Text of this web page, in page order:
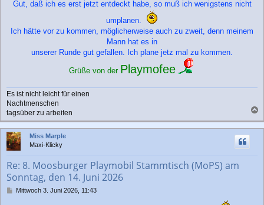
a
Gut, daß ich es erst jetzt entdeckt habe, so muß ich wenigstens nicht
umplanen.
Ich hätte vor zu kommen, möglicherweise auch zu zweit, denn meinem
Mann hat es in
unserer Runde gut gefallen. Ich plane jetz mal zu kommen.
Grüße von der Playmofee
Es ist nicht leicht für einen
Nachtmenschen
tagsüber zu arbeiten
a
c
Miss Marple
Maxi-Klicky
Re: 8. Moosburger Playmobil Stammtisch (MoPS) am
Sonntag, den 14. Juni 2026
BMittwoch 3. Juni 2026, 11:43